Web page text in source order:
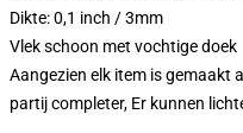
Dikte: 0,1 inch / 3mm
Vlek schoon met vochtige doek
Aangezien elk item is gemaakt
partij completer, Er kunnen